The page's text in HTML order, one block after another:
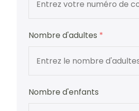
Nombre d'adultes *
Nombre d'enfants